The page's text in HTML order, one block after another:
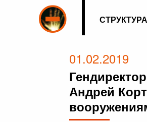
СТРУКТУРА
01.02.2019
Андрей